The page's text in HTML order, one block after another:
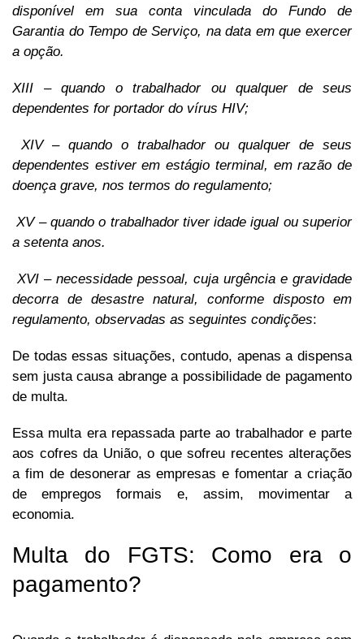
disponível em sua conta vinculada do Fundo de
Garantia do Tempo de Serviço, na data em que exercer
a opção.
XIII – quando o trabalhador ou qualquer de seus
dependentes for portador do vírus HIV;
XIV – quando o trabalhador ou qualquer de seus
dependentes estiver em estágio terminal, em razão de
doença grave, nos termos do regulamento;
XV – quando o trabalhador tiver idade igual ou superior
a setenta anos.
XVI – necessidade pessoal, cuja urgência e gravidade
decorra de desastre natural, conforme disposto em
regulamento, observadas as seguintes condições:
De todas essas situações, contudo, apenas a dispensa
sem justa causa abrange a possibilidade de pagamento
de multa.
Essa multa era repassada parte ao trabalhador e parte
aos cofres da União, o que sofreu recentes alterações
a fim de desonerar as empresas e fomentar a criação
de empregos formais e, assim, movimentar a
economia.
Multa do FGTS: Como era o
pagamento?